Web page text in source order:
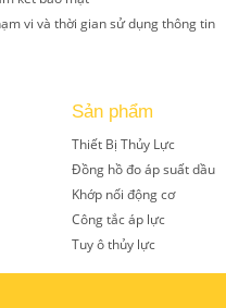
vi và thời gian sử dụng thông tin
Sản phẩm
Thiết Bị Thủy Lực
Đồng hồ đo áp suất dầu
Khớp nối động cơ
Công tắc áp lực
Tuy ô thủy lực